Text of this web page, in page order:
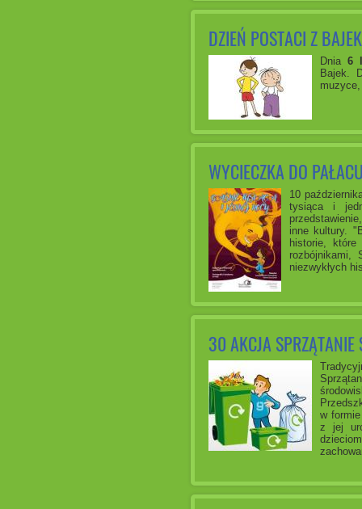
DZIEŃ POSTACI Z BAJEK
Dnia 6
Bajek.
muzyce,
WYCIECZKA DO
10
tysiąca i
inne kultury.
historie,
rozbójnikami,
niezwykłych
30 AKCJA SPRZĄTANIE
w
z jej